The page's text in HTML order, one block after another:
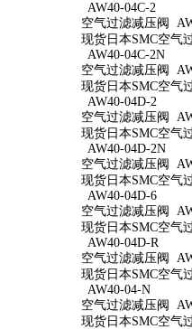
AW40-04C-2
空气过滤减压阀
现货日本SMC空气
AW40-04C-2N
空气过滤减压阀
现货日本SMC空气
AW40-04D-2
空气过滤减压阀
现货日本SMC空气
AW40-04D-2N
空气过滤减压阀
现货日本SMC空气
AW40-04D-6
空气过滤减压阀
现货日本SMC空气
AW40-04D-R
空气过滤减压阀
现货日本SMC空气
AW40-04-N
空气过滤减压阀
现货日本SMC空气